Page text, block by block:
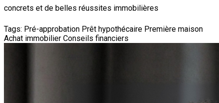
concrets et de belles réussites immobilières
Tags: Pré-approbation Prêt hypothécaire Première maison
Achat immobilier Conseils financiers